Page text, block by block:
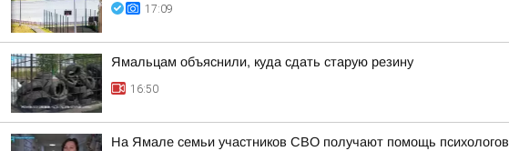
17:09
Ямальцам объяснили, куда сдать старую резину
16:50
На Ямале семьи участников СВО получают помощь психологов